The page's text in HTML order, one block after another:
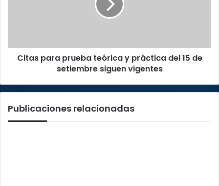
de
setiembre
Citas para prueba teórica y práctica del 15 de
setiembre siguen vigentes
Publicaciones relacionadas